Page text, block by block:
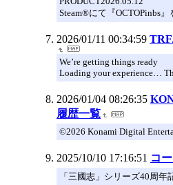
Steam®にて『OCTOPinbs』
2026/01/11 00:34:59
We’re getting things ready
Loading your experience…
2026/01/04 08:26:35
履歴一覧
©2026 Konami Digital
2025/10/10 17:16:51 コ
「三國志」シリーズ40周年